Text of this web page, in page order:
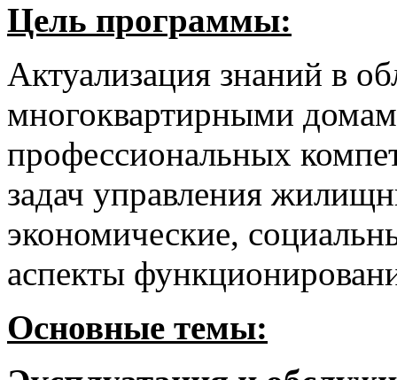
Цель программы:
Актуализация знаний в
многоквартирными
профессиональных
задач управления
экономические,
аспекты
Основные темы: